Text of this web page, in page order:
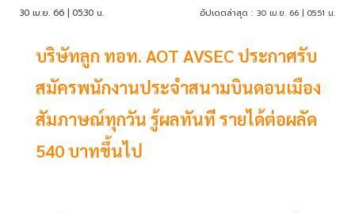
30 เม.ย. 66 | 05:30 น. อัปเดตล่าสุด : 30 เม.ย. 66 | 05:51 น.
บริษัทลูก ทอท. AOT AVSEC ประกาศรับ
สมัครพนักงานประจำสนามบินดอนเมือง
สัมภาษณ์ทุกวัน รู้ผลทันที รายได้ต่อผลัด
540 บาทขึ้นไป